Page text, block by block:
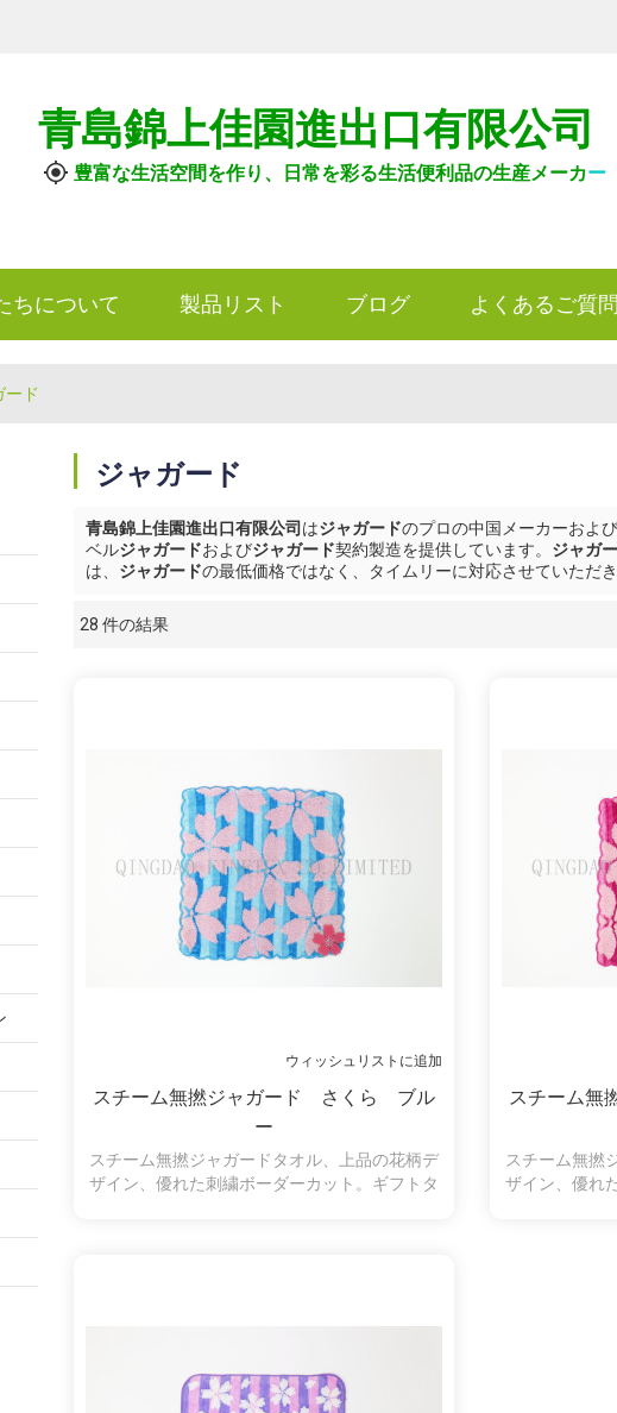
青島錦上佳園進出口有限公司
豊富な生活空間を作り、日常を彩る生活便利品の生産メーカー
ちについて 製品リスト ブログ よくあるご質問
ード
ジャガード
青島錦上佳園進出口有限公司 はジャガードのプロの中国メーカーおよ
ベルジャガードおよびジャガード契約製造を提供しています。 ジャガ
は、 ジャガードの最低価格ではなく、タイムリーに対応させていただ
28 件の結果
ウィッシュリストに追加
スチーム無撚ジャガード さくら ブル
ー
スチーム無撚ジャガードタオル、上品の花柄デ
ザイン、優れた刺繍ボーダーカット。ギフトタ
スチーム
スチーム無撚
ザイン、優れ